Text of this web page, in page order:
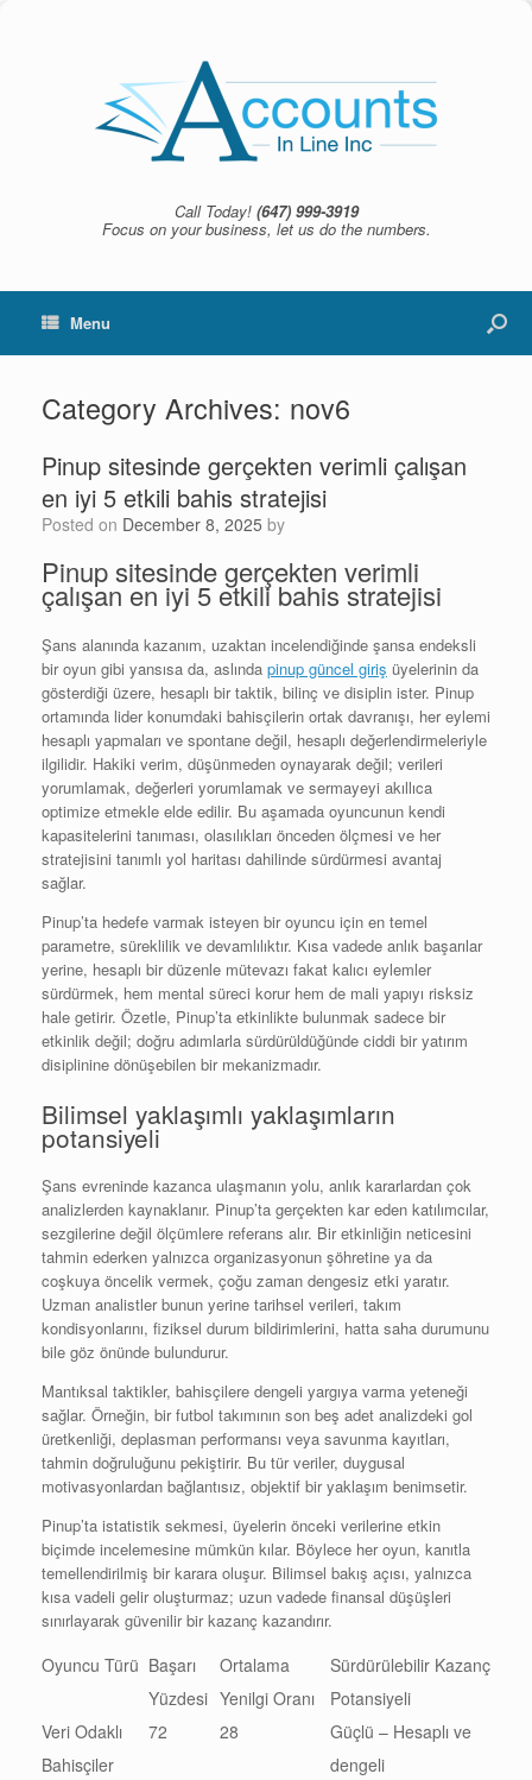
Call Today! (647) 999-3919
Focus on your business, let us do the numbers.
Menu
Category Archives: nov6
Pinup sitesinde gerçekten verimli çalışan
en iyi 5 etkili bahis stratejisi
Posted on December 8, 2025 by
Pinup sitesinde gerçekten verimli
çalışan en iyi 5 etkili bahis stratejisi
Şans alanında kazanım, uzaktan incelendiğinde şansa endeksli
bir oyun gibi yansısa da, aslında pinup güncel giriş üyelerinin da
gösterdiği üzere, hesaplı bir taktik, bilinç ve disiplin ister. Pinup
ortamında lider konumdaki bahisçilerin ortak davranışı, her eylemi
hesaplı yapmaları ve spontane değil, hesaplı değerlendirmeleriyle
ilgilidir. Hakiki verim, düşünmeden oynayarak değil; verileri
yorumlamak, değerleri yorumlamak ve sermayeyi akıllıca
optimize etmekle elde edilir. Bu aşamada oyuncunun kendi
kapasitelerini tanıması, olasılıkları önceden ölçmesi ve her
stratejisini tanımlı yol haritası dahilinde sürdürmesi avantaj
sağlar.
Pinup’ta hedefe varmak isteyen bir oyuncu için en temel
parametre, süreklilik ve devamlılıktır. Kısa vadede anlık başarılar
yerine, hesaplı bir düzenle mütevazı fakat kalıcı eylemler
sürdürmek, hem mental süreci korur hem de mali yapıyı risksiz
hale getirir. Özetle, Pinup’ta etkinlikte bulunmak sadece bir
etkinlik değil; doğru adımlarla sürdürüldüğünde ciddi bir yatırım
disiplinine dönüşebilen bir mekanizmadır.
Bilimsel yaklaşımlı yaklaşımların
potansiyeli
Şans evreninde kazanca ulaşmanın yolu, anlık kararlardan çok
analizlerden kaynaklanır. Pinup’ta gerçekten kar eden katılımcılar,
sezgilerine değil ölçümlere referans alır. Bir etkinliğin neticesini
tahmin ederken yalnızca organizasyonun şöhretine ya da
coşkuya öncelik vermek, çoğu zaman dengesiz etki yaratır.
Uzman analistler bunun yerine tarihsel verileri, takım
kondisyonlarını, fiziksel durum bildirimlerini, hatta saha durumunu
bile göz önünde bulundurur.
Mantıksal taktikler, bahisçilere dengeli yargıya varma yeteneği
sağlar. Örneğin, bir futbol takımının son beş adet analizdeki gol
üretkenliği, deplasman performansı veya savunma kayıtları,
tahmin doğruluğunu pekiştirir. Bu tür veriler, duygusal
motivasyonlardan bağlantısız, objektif bir yaklaşım benimsetir.
Pinup’ta istatistik sekmesi, üyelerin önceki verilerine etkin
biçimde incelemesine mümkün kılar. Böylece her oyun, kanıtla
temellendirilmiş bir karara oluşur. Bilimsel bakış açısı, yalnızca
kısa vadeli gelir oluşturmaz; uzun vadede finansal düşüşleri
sınırlayarak güvenilir bir kazanç kazandırır.
Oyuncu Türü Başarı
Yüzdesi
Ortalama
Yenilgi Oranı
Sürdürülebilir Kazanç
Potansiyeli
Veri Odaklı
Bahisçiler
72 28
Güçlü – Hesaplı ve
dengeli